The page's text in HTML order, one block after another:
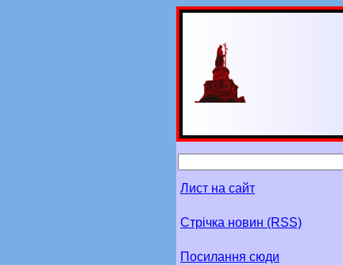
Лист на сайт
Стрічка новин (RSS)
Посилання сюди